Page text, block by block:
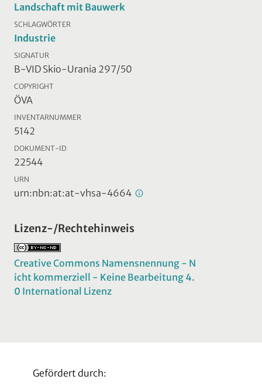
Landschaft mit Bauwerk
SCHLAGWÖRTER
Industrie
SIGNATUR
B-VID Skio-Urania 297/50
COPYRIGHT
ÖVA
INVENTARNUMMER
5142
DOKUMENT-ID
22544
URN
urn:nbn:at:at-vhsa-4664
Lizenz-/Rechtehinweis
Creative Commons Namensnennung - N
icht kommerziell - Keine Bearbeitung 4.
0 International Lizenz
Gefördert durch: